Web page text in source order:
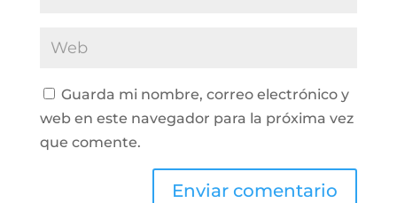
Guarda mi nombre, correo electrónico y
web en este navegador para la próxima vez
que comente.